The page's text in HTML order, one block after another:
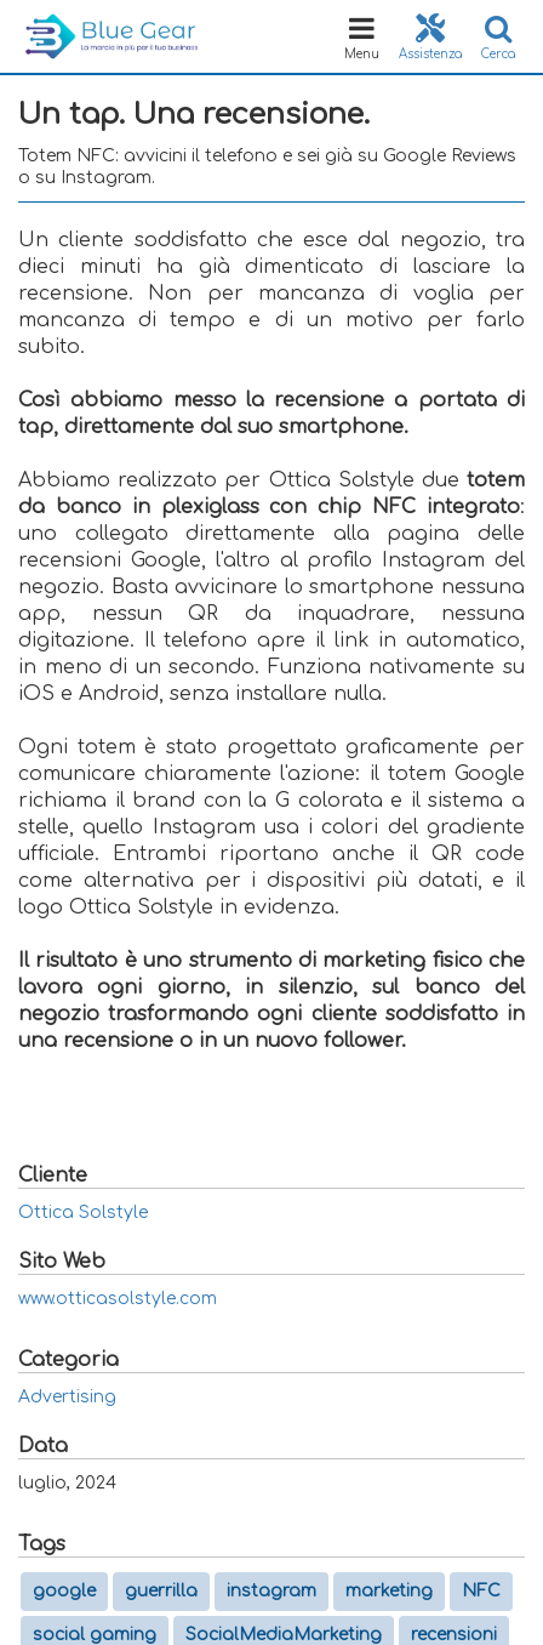
Cerca
Assistenza
Toggle
navigation
Menu
Un tap. Una recensione.
Totem NFC: avvicini il telefono e sei già su Google Reviews
o su Instagram.
Un cliente soddisfatto che esce dal negozio, tra
dieci minuti ha già dimenticato di lasciare la
recensione. Non per mancanza di voglia per
mancanza di tempo e di un motivo per farlo
subito.
Così abbiamo messo la recensione a portata di
tap, direttamente dal suo smartphone.
Abbiamo realizzato per Ottica Solstyle due totem
da banco in plexiglass con chip NFC integrato:
uno collegato direttamente alla pagina delle
recensioni Google, l'altro al profilo Instagram del
negozio. Basta avvicinare lo smartphone nessuna
app, nessun QR da inquadrare, nessuna
digitazione. Il telefono apre il link in automatico,
in meno di un secondo. Funziona nativamente su
iOS e Android, senza installare nulla.
Ogni totem è stato progettato graficamente per
comunicare chiaramente l'azione: il totem Google
richiama il brand con la G colorata e il sistema a
stelle, quello Instagram usa i colori del gradiente
ufficiale. Entrambi riportano anche il QR code
come alternativa per i dispositivi più datati, e il
logo Ottica Solstyle in evidenza.
Il risultato è uno strumento di marketing fisico che
lavora ogni giorno, in silenzio, sul banco del
negozio trasformando ogni cliente soddisfatto in
una recensione o in un nuovo follower.
Cliente
Ottica Solstyle
Sito Web
www.otticasolstyle.com
Categoria
Advertising
Data
luglio, 2024
Tags
google guerrilla instagram marketing NFC
social gaming SocialMediaMarketing recensioni